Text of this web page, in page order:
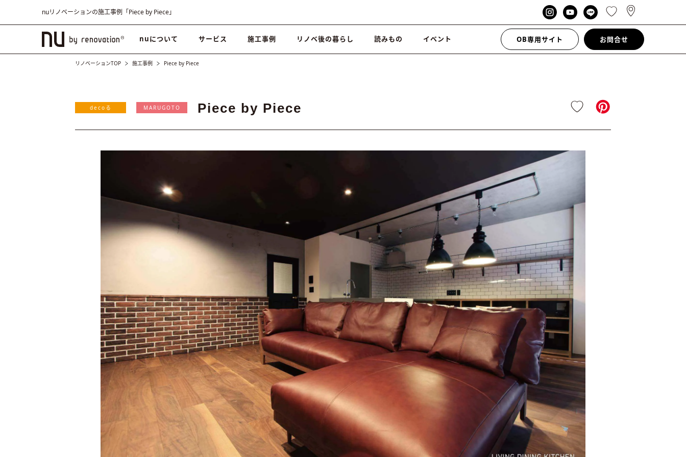
nuリノベーションの施工事例「Piece by Piece」
nuについて サービス 施工事例 リノベ後の暮らし 読みもの イベント OB専用サイト お問合せ
リノベーションTOP 施工事例 Piece by Piece
decoる MARUGOTO Piece by Piece